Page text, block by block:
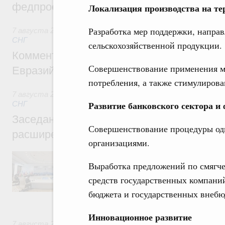
Локализация производства на
Разработка мер поддержки,
сельскохозяйственной продукции.
Совершенствование применения
потребления, а также
Развитие банковского сектора
Совершенствование процедуры
организациями.
Выработка предложений по
средств государственных
бюджета и государственных
Инновационное развитие
федпроекта «Профессионалитет»
Евразийский экономический союз.
СНГ
Комментарий Алексея Оверчука по
Евразийского межправительственного
СНГ
Заседание Евразийского
расширенном составе
числе совершенствование кооперации в
регулирования и администрирования,
обеспечение продовольственной
железнодорожных перевозок,
рынка.